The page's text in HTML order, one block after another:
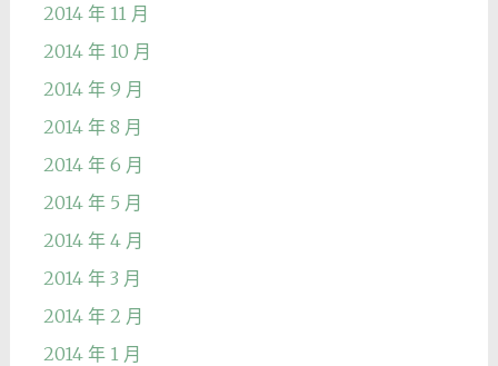
2014 年 11 月
2014 年 10 月
2014 年 9 月
2014 年 8 月
2014 年 6 月
2014 年 5 月
2014 年 4 月
2014 年 3 月
2014 年 2 月
2014 年 1 月